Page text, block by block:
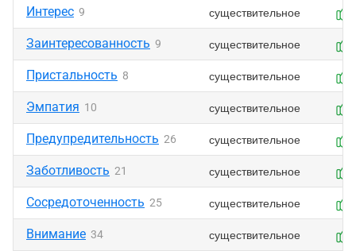
Интерес 9 существительное
Заинтересованность 9 существительное
Пристальность 8 существительное
Эмпатия 10 существительное
Предупредительность 26 существительное
Заботливость 21 существительное
Сосредоточенность 25 существительное
Внимание 34 существительное